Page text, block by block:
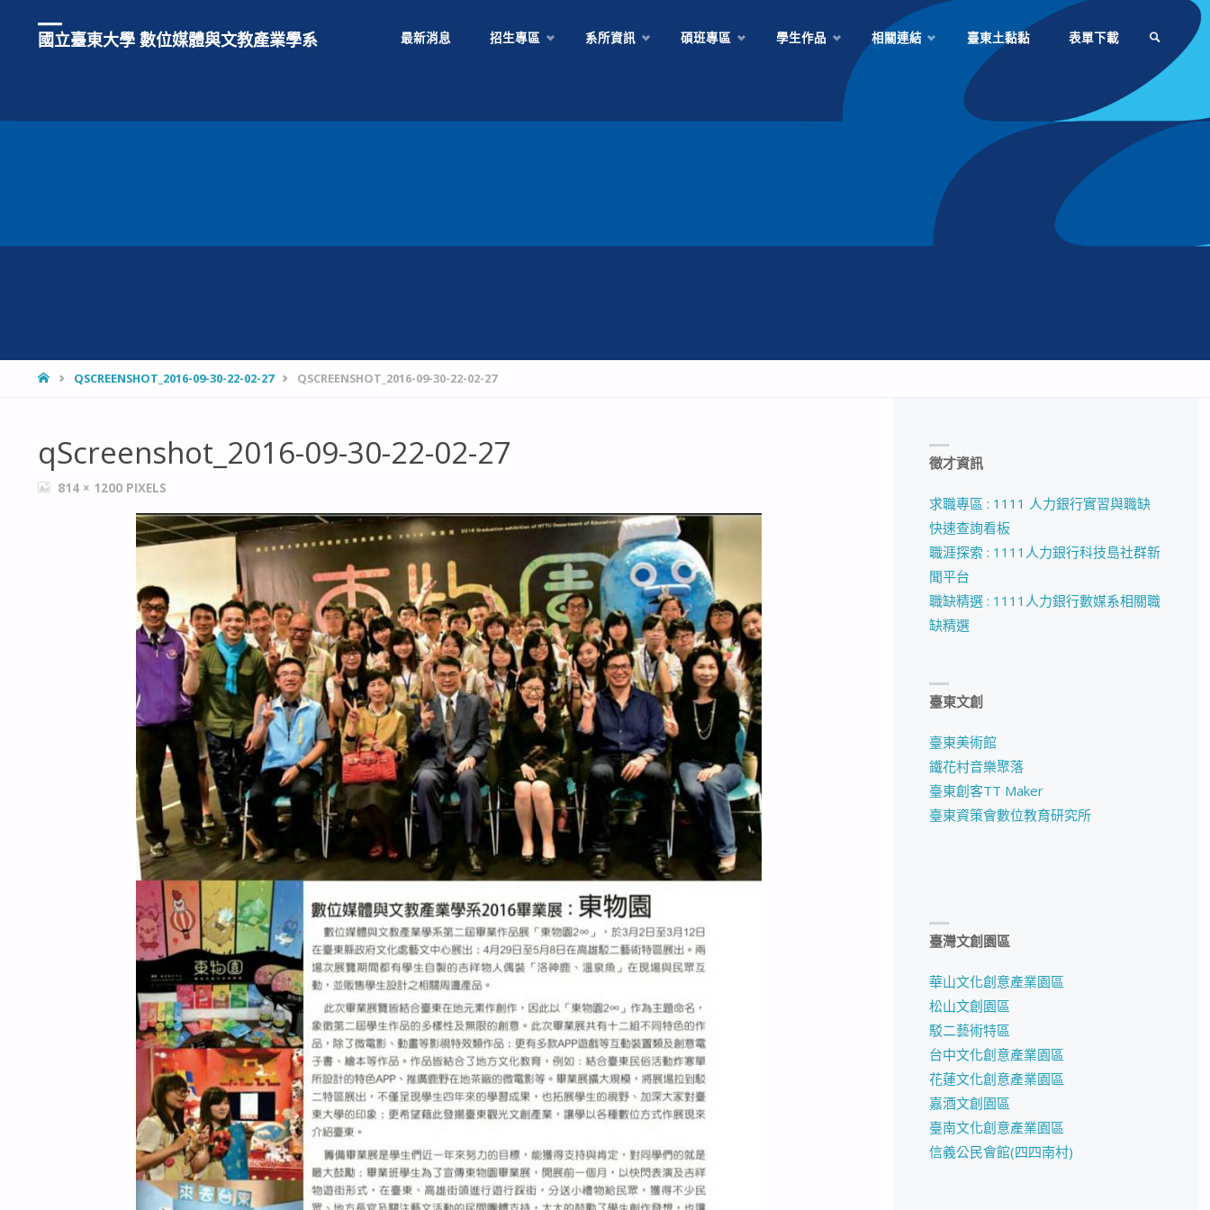
國立臺東大學 數位媒體與文教產業學系 最新消息 招生專區 系所資訊 碩班專區 學生作品 相關連結 臺東土黏黏 表單下載
HOMEQSCREENSHOT_2016-09-30-22-02-27 QSCREENSHOT_2016-09-30-22-02-27
qScreenshot_2016-09-30-22-02-27
FULL814 × 1200 PIXELS
徵才資訊
求職專區 : 1111 人力銀行實習與職缺
快速查詢看板
職涯探索 : 1111人力銀行科技島社群新
聞平台
職缺精選 : 1111人力銀行數媒系相關職
缺精選
臺東文創
臺東美術館
鐵花村音樂聚落
臺東創客TT Maker
臺東資策會數位教育研究所
臺灣文創園區
華山文化創意產業園區
松山文創園區
駁二藝術特區
台中文化創意產業園區
花蓮文化創意產業園區
嘉酒文創園區
臺南文化創意產業園區
信義公民會館(四四南村)